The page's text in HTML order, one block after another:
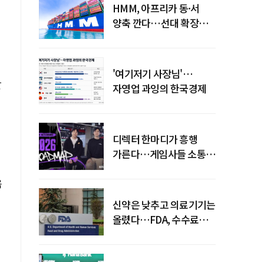
HMM, 아프리카 동·서
양축 깐다…선대 확장
'여기저기 사장님'…
자영업 과잉의 한국경제
디렉터 한마디가 흥행
가른다…게임사들 소통
신약은 낮추고 의료기기는
올렸다…FDA, 수수료